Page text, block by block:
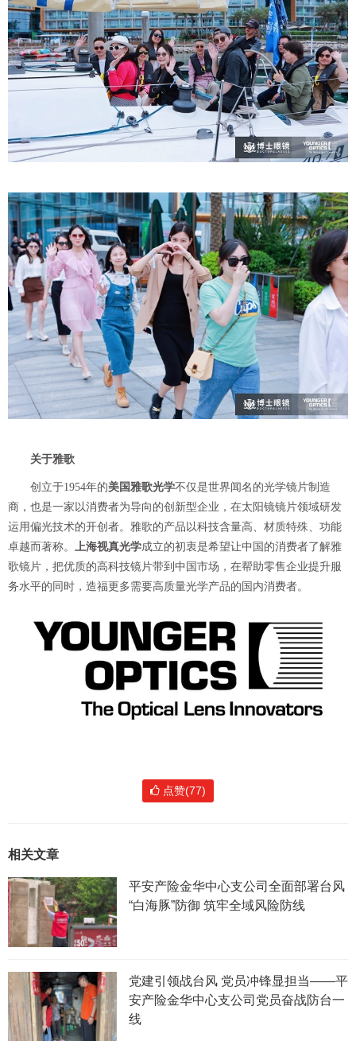
关于雅歌
创立于1954年的美国雅歌光学不仅是世界闻名的光学镜片制造
商，也是一家以消费者为导向的创新型企业，在太阳镜镜片领域研发
运用偏光技术的开创者。雅歌的产品以科技含量高、材质特殊、功能
卓越而著称。 上海视真光学成立的初衷是希望让中国的消费者了解雅
歌镜片，把优质的高科技镜片带到中国市场，在帮助零售企业提升服
务水平的同时，造福更多需要高质量光学产品的国内消费者。
点赞(77)
相关文章
平安产险金华中心支公司全面部署台风
“白海豚”防御 筑牢全域风险防线
党建引领战台风 党员冲锋显担当——平
安产险金华中心支公司党员奋战防台一
线